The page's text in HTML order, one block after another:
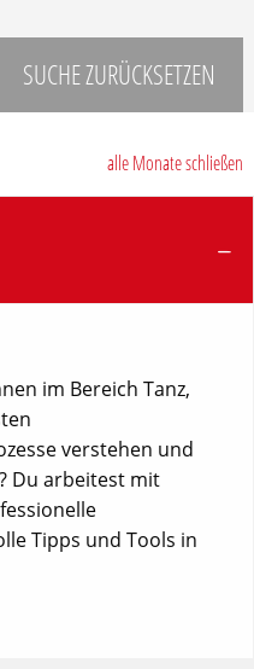
SUCHE ZURÜCKSETZEN
alle Monate schließen
im Bereich Tanz,
verstehen und
Du arbeitest mit
Tipps und Tools in